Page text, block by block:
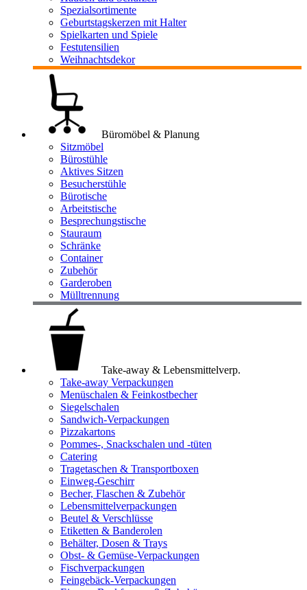
Spezialsortimente
Geburtstagskerzen mit Halter
Spielkarten und Spiele
Festutensilien
Weihnachtsdekor
Büromöbel & Planung
Sitzmöbel
Bürostühle
Aktives Sitzen
Besucherstühle
Bürotische
Arbeitstische
Besprechungstische
Stauraum
Schränke
Container
Zubehör
Garderoben
Mülltrennung
Take-away & Lebensmittelverp.
Take-away Verpackungen
Menüschalen & Feinkostbecher
Siegelschalen
Sandwich-Verpackungen
Pizzakartons
Pommes-, Snackschalen und -tüten
Catering
Tragetaschen & Transportboxen
Einweg-Geschirr
Becher, Flaschen & Zubehör
Lebensmittelverpackungen
Beutel & Verschlüsse
Etiketten & Banderolen
Behälter, Dosen & Trays
Obst- & Gemüse-Verpackungen
Fischverpackungen
Feingebäck-Verpackungen